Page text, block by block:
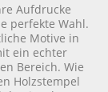
Aufdrucke
perfekte Wahl.
Motive in
ein echter
Bereich. Wie
Holzstempel